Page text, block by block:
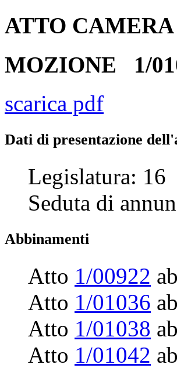
ATTO CAMERA
MOZIONE 1/
scarica pdf
Dati di presentazione
Legislatura: 16
Seduta di
Abbinamenti
Atto 1/00922
Atto 1/01036
Atto 1/01038
Atto 1/01042